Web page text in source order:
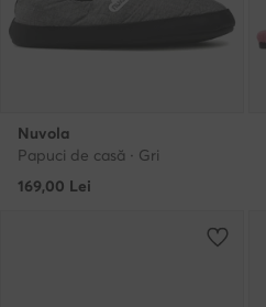
Nuvola
Papuci de casă · Gri
169,00 Lei